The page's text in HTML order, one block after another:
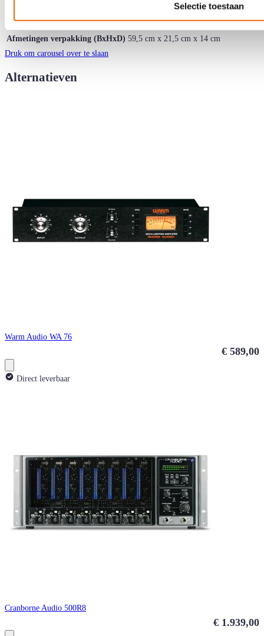
Selectie toestaan
850031640627
Artikelnummer
73706
Afmetingen verpakking (BxHxD) 59,5 cm x 21,5 cm x 14 cm
Druk om carousel over te slaan
Alternatieven
Warm Audio WA 76
€ 589,00
Direct leverbaar
Cranborne Audio 500R8
€ 1.939,00